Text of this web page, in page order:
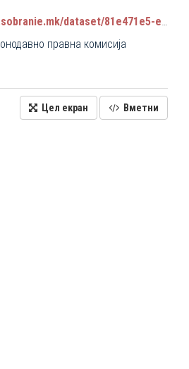
9b6107e068a7/resource/2699f780-ffc4-48ec-aa75-eaf43194ba22/download/komisiski_sednici_2024-2028.json
правна комисија
Цел екран Вметни